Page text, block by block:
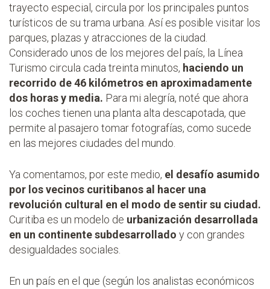
trayecto especial, circula por los principales puntos
turísticos de su trama urbana. Así es posible visitar los
parques, plazas y atracciones de la ciudad.
Considerado unos de los mejores del país, la Línea
Turismo circula cada treinta minutos, haciendo un
recorrido de 46 kilómetros en aproximadamente
dos horas y media. Para mi alegría, noté que ahora
los coches tienen una planta alta descapotada, que
permite al pasajero tomar fotografías, como sucede
en las mejores ciudades del mundo.
Ya comentamos, por este medio, el desafío asumido
por los vecinos curitibanos al hacer una
revolución cultural en el modo de sentir su ciudad.
Curitiba es un modelo de urbanización desarrollada
en un continente subdesarrollado y con grandes
desigualdades sociales.
En un país en el que (según los analistas económicos